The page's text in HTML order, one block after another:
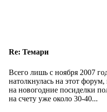
Re: Темари
Всего лишь с ноября 2007
натолкнулась на этот
на новогодние посиделки
на счету уже около 30-40...